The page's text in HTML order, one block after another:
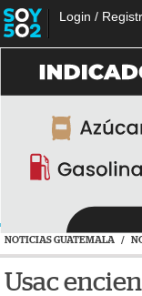
Login /
NOTICIAS GUATEMALA /
Usac